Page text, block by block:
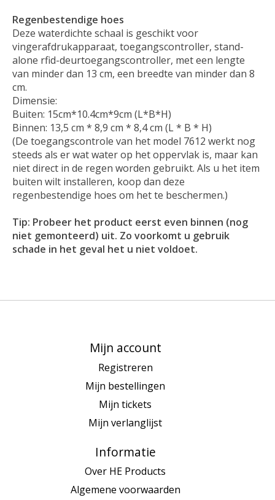
Regenbestendige hoes
Deze waterdichte schaal is geschikt voor
vingerafdrukapparaat, toegangscontroller, stand-
alone rfid-deurtoegangscontroller, met een lengte
van minder dan 13 cm, een breedte van minder dan 8
cm.
Dimensie:
Buiten: 15cm*10.4cm*9cm (L*B*H)
Binnen: 13,5 cm * 8,9 cm * 8,4 cm (L * B * H)
(De toegangscontrole van het model 7612 werkt nog
steeds als er wat water op het oppervlak is, maar kan
niet direct in de regen worden gebruikt. Als u het item
buiten wilt installeren, koop dan deze
regenbestendige hoes om het te beschermen.)
Tip: Probeer het product eerst even binnen (nog
niet gemonteerd) uit. Zo voorkomt u gebruik
schade in het geval het u niet voldoet.
Mijn account
Registreren
Mijn bestellingen
Mijn tickets
Mijn verlanglijst
Informatie
Over HE Products
Algemene voorwaarden